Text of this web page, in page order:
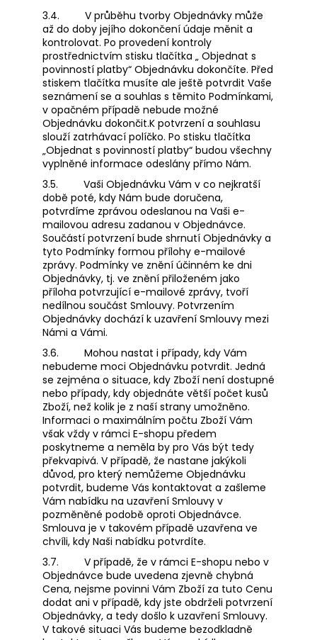
3.4.
V průběhu tvorby Objednávky může
až do doby jejího dokončení údaje měnit a
kontrolovat. Po provedení kontroly
prostřednictvím stisku tlačítka „ Objednat s
povinností platby“ Objednávku dokončíte. Před
stiskem tlačítka musíte ale ještě potvrdit Vaše
seznámení se a souhlas s těmito Podmínkami,
v opačném případě nebude možné
Objednávku dokončit.K potvrzení a souhlasu
slouží zatrhávací políčko. Po stisku tlačítka
„Objednat s povinností platby“ budou všechny
vyplněné informace odeslány přímo Nám.
3.5.
Vaši Objednávku Vám v co nejkratší
době poté, kdy Nám bude doručena,
potvrdíme zprávou odeslanou na Vaši e-
mailovou adresu zadanou v Objednávce.
Součástí potvrzení bude shrnutí Objednávky a
tyto Podmínky formou přílohy e-mailové
zprávy. Podmínky ve znění účinném ke dni
Objednávky, tj. ve znění přiloženém jako
příloha potvrzující e-mailové zprávy, tvoří
nedílnou součást Smlouvy. Potvrzením
Objednávky dochází k uzavření Smlouvy mezi
Námi a Vámi.
3.6.
Mohou nastat i případy, kdy Vám
nebudeme moci Objednávku potvrdit. Jedná
se zejména o situace, kdy Zboží není dostupné
nebo případy, kdy objednáte větší počet kusů
Zboží, než kolik je z naší strany umožněno.
Informaci o maximálním počtu Zboží Vám
však vždy v rámci E-shopu předem
poskytneme a neměla by pro Vás být tedy
překvapivá. V případě, že nastane jakýkoli
důvod, pro který nemůžeme Objednávku
potvrdit, budeme Vás kontaktovat a zašleme
Vám nabídku na uzavření Smlouvy v
pozměněné podobě oproti Objednávce.
Smlouva je v takovém případě uzavřena ve
chvíli, kdy Naši nabídku potvrdíte.
3.7.
V případě, že v rámci E-shopu nebo v
Objednávce bude uvedena zjevně chybná
Cena, nejsme povinni Vám Zboží za tuto Cenu
dodat ani v případě, kdy jste obdrželi potvrzení
Objednávky, a tedy došlo k uzavření Smlouvy.
V takové situaci Vás budeme bezodkladně